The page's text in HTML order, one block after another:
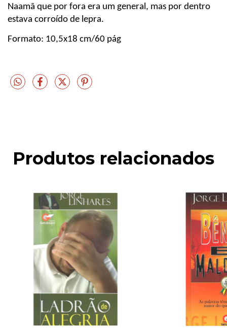
Naamã que por fora era um general, mas por dentro
estava corroído de lepra.
Formato: 10,5x18 cm/60 pág
Produtos relacionados